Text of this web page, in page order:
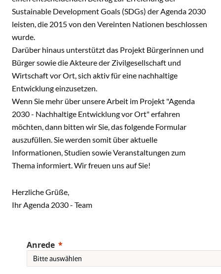
Sustainable Development Goals (SDGs) der Agenda 2030
leisten, die 2015 von den Vereinten Nationen beschlossen
wurde.
Darüber hinaus unterstützt das Projekt Bürgerinnen und
Bürger sowie die Akteure der Zivilgesellschaft und
Wirtschaft vor Ort, sich aktiv für eine nachhaltige
Entwicklung einzusetzen.
Wenn Sie mehr über unsere Arbeit im Projekt "Agenda
2030 - Nachhaltige Entwicklung vor Ort" erfahren
möchten, dann bitten wir Sie, das folgende Formular
auszufüllen. Sie werden somit über aktuelle
Informationen, Studien sowie Veranstaltungen zum
Thema informiert. Wir freuen uns auf Sie!
Herzliche Grüße,
Ihr Agenda 2030 - Team
Anrede